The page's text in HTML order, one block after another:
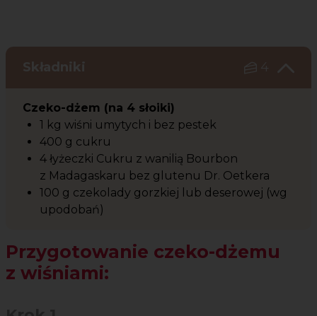
Składniki 4
Czeko-dżem (na 4 słoiki)
1 kg wiśni umytych i bez pestek
400 g cukru
4 łyżeczki Cukru z wanilią Bourbon
z Madagaskaru bez glutenu Dr. Oetkera
100 g czekolady gorzkiej lub deserowej (wg
upodobań)
Przygotowanie czeko-dżemu
z wiśniami: